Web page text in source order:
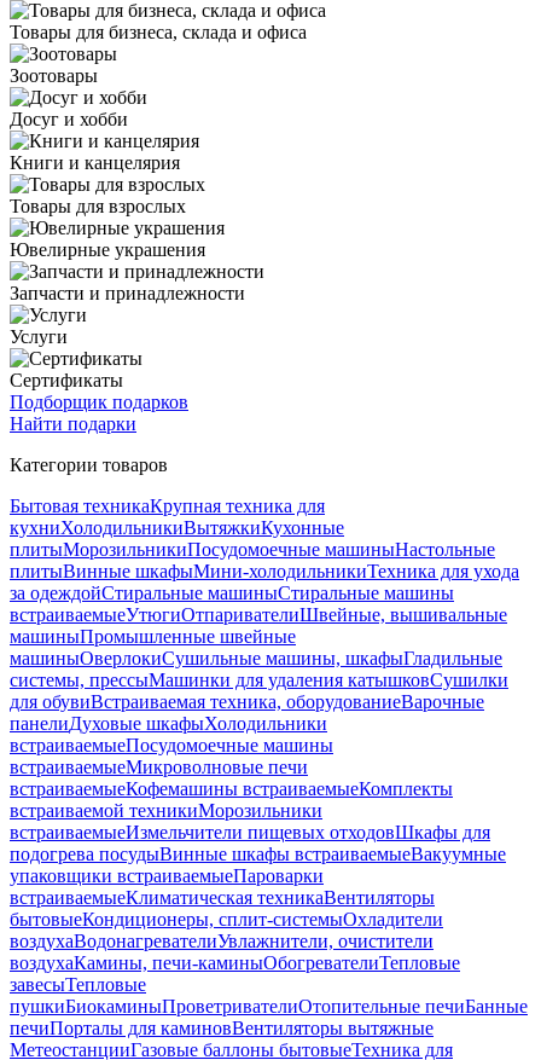
Товары для бизнеса, склада и офиса
Зоотовары
Досуг и хобби
Книги и канцелярия
Товары для взрослых
Ювелирные украшения
Запчасти и принадлежности
Услуги
Сертификаты
Подборщик подарков
Найти подарки
Категории товаров
Бытовая техникаКрупная техника для
кухниХолодильникиВытяжкиКухонные
плитыМорозильникиПосудомоечные машиныНастольные
плитыВинные шкафыМини-холодильникиТехника для ухода
за одеждойСтиральные машиныСтиральные машины
встраиваемыеУтюгиОтпаривателиШвейные, вышивальные
машиныПромышленные швейные
машиныОверлокиСушильные машины, шкафыГладильные
системы, прессыМашинки для удаления катышковСушилки
для обувиВстраиваемая техника, оборудованиеВарочные
панелиДуховые шкафыХолодильники
встраиваемыеПосудомоечные машины
встраиваемыеМикроволновые печи
встраиваемыеКофемашины встраиваемыеКомплекты
встраиваемой техникиМорозильники
встраиваемыеИзмельчители пищевых отходовШкафы для
подогрева посудыВинные шкафы встраиваемыеВакуумные
упаковщики встраиваемыеПароварки
встраиваемыеКлиматическая техникаВентиляторы
бытовыеКондиционеры, сплит-системыОхладители
воздухаВодонагревателиУвлажнители, очистители
воздухаКамины, печи-каминыОбогревателиТепловые
завесыТепловые
пушкиБиокаминыПроветривателиОтопительные печиБанные
печиПорталы для каминовВентиляторы вытяжные
МетеостанцииГазовые баллоны бытовыеТехника для